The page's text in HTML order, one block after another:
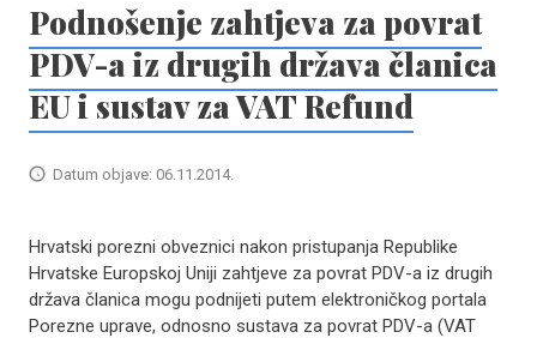
Podnošenje zahtjeva za povrat
PDV-a iz drugih država članica
EU i sustav za VAT Refund
Datum objave: 06.11.2014.
Hrvatski porezni obveznici nakon pristupanja Republike
Hrvatske Europskoj Uniji zahtjeve za povrat PDV-a iz drugih
država članica mogu podnijeti putem elektroničkog portala
Porezne uprave, odnosno sustava za povrat PDV-a (VAT